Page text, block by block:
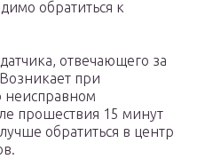
обратиться к
отвечающего за
при
неисправном
прошествия 15 минут
обратиться в центр